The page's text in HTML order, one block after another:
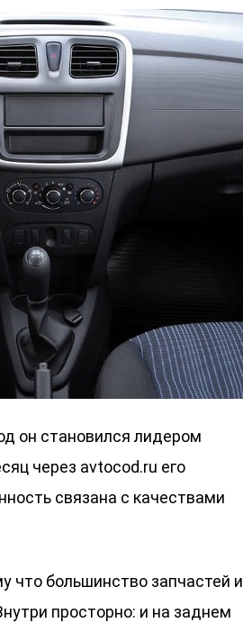
он становился лидером
через avtocod.ru его
связана с качествами
большинство запчастей и
просторно: и на заднем